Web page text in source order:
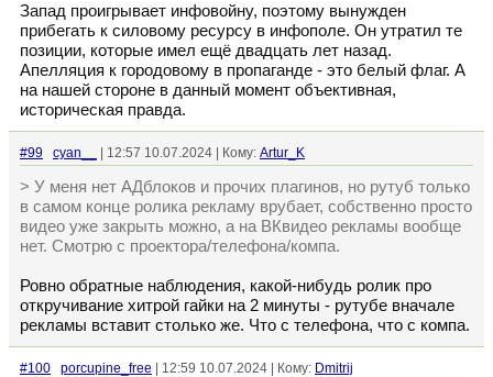
Запад проигрывает инфовойну, поэтому вынужден
прибегать к силовому ресурсу в инфополе. Он утратил те
позиции, которые имел ещё двадцать лет назад.
Апелляция к городовому в пропаганде - это белый флаг. А
на нашей стороне в данный момент объективная,
историческая правда.
#99 cyan__ | 12:57 10.07.2024 | Кому: Artur_K
> У меня нет АДблоков и прочих плагинов, но рутуб только
в самом конце ролика рекламу врубает, собственно просто
видео уже закрыть можно, а на ВКвидео рекламы вообще
нет. Смотрю с проектора/телефона/компа.
Ровно обратные наблюдения, какой-нибудь ролик про
откручивание хитрой гайки на 2 минуты - рутубе вначале
рекламы вставит столько же. Что с телефона, что с компа.
#100 porcupine_free | 12:59 10.07.2024 | Кому: Dmitrij